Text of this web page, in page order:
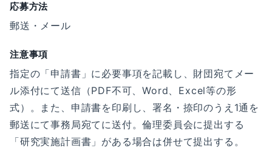
応募方法
郵送・メール
注意事項
指定の「申請書」に必要事項を記載し、財団宛てメー
ル添付にて送信（PDF不可、Word、Excel等の形
式）。また、申請書を印刷し、署名・捺印のうえ1通を
郵送にて事務局宛てに送付。倫理委員会に提出する
「研究実施計画書」がある場合は併せて提出する。